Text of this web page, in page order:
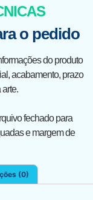
o pedido
do produto
acabamento, prazo
fechado para
e margem de
(0)